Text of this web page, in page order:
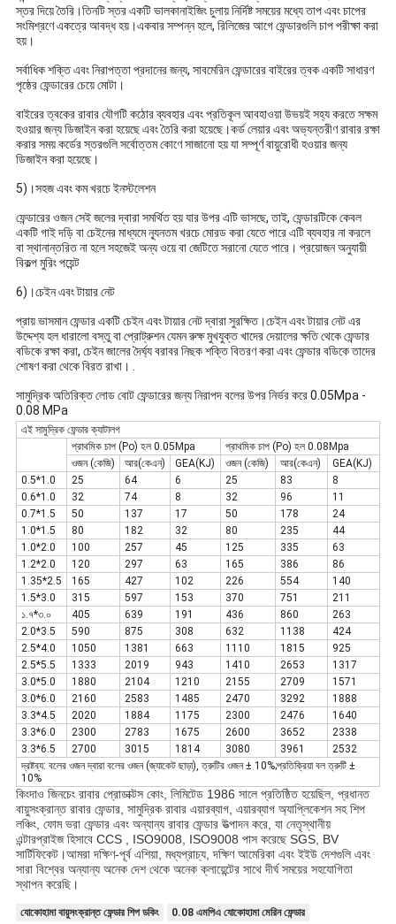
স্তর দিয়ে তৈরি।তিনটি স্তর একটি ভালকানাইজিং চুলায় নির্দিষ্ট সময়ের মধ্যে তাপ এবং চাপের
সংমিশ্রণে একত্রে আবদ্ধ হয়।একবার সম্পন্ন হলে, রিলিজের আগে ফেন্ডারগুলি চাপ পরীক্ষা করা
হয়।
সর্বাধিক শক্তি এবং নিরাপত্তা প্রদানের জন্য, সাবমেরিন ফেন্ডারের বাইরের ত্বক একটি সাধারণ
পৃষ্ঠের ফেন্ডারের চেয়ে মোটা।
বাইরের ত্বকের রাবার যৌগটি কঠোর ব্যবহার এবং প্রতিকূল আবহাওয়া উভয়ই সহ্য করতে সক্ষম
হওয়ার জন্য ডিজাইন করা হয়েছে এবং তৈরি করা হয়েছে।কর্ড লেয়ার এবং অভ্যন্তরীণ রাবার রক্ষা
করার সময় কর্ডের স্তরগুলি সর্বোত্তম কোণে সাজানো হয় যা সম্পূর্ণ বায়ুরোধী হওয়ার জন্য
ডিজাইন করা হয়েছে।
5)।সহজ এবং কম খরচে ইনস্টলেশন
ফেন্ডারের ওজন সেই জলের দ্বারা সমর্থিত হয় যার উপর এটি ভাসছে, তাই, ফেন্ডারটিকে কেবল
একটি গাই দড়ি বা চেইনের মাধ্যমে ন্যূনতম খরচে মোরড করা যেতে পারে এটি ব্যবহার না করলে
বা স্থানান্তরিত না হলে সহজেই অন্য ওয়ে বা জেটিতে সরানো যেতে পারে। প্রয়োজন অনুযায়ী
বিকল্প মুরিং পয়েন্ট
6)।চেইন এবং টায়ার নেট
প্রায় ভাসমান ফেন্ডার একটি চেইন এবং টায়ার নেট দ্বারা সুরক্ষিত।চেইন এবং টায়ার নেট এর
উদ্দেশ্য হল ধারালো বস্তু বা প্রোট্রুশন যেমন রুক্ষ মুখযুক্ত খাদের দেয়ালের ক্ষতি থেকে ফেন্ডার
বডিকে রক্ষা করা, চেইন জালের দৈর্ঘ্য বরাবর নিছক শক্তি বিতরণ করা এবং ফেন্ডার বডিকে তাদের
শোষণ করা থেকে বিরত রাখা। .
সামুদ্রিক অতিরিক্ত লোড বোট ফেন্ডারের জন্য নিরাপদ বলের উপর নির্ভর করে 0.05Mpa -
0.08 MPa
এই সামুদ্রিক ফেন্ডার ক্যাটালগ
প্রাথমিক চাপ (Po) হল 0.05Mpa
প্রাথমিক চাপ (Po) হল 0.08Mpa
ওজন (কেজি)
আর(কেএন) GEA(KJ) ওজন (কেজি) আর(কেএন)
GEA(KJ)
0.5*1.0
25 64 6 25 83
8
0.6*1.0
32 74 8 32 96
11
0.7*1.5
50 137 17 50 178
24
1.0*1.5
80 182 32 80 235
44
1.0*2.0
100 257 45 125 335
63
1.2*2.0
120 297 63 165 386
86
1.35*2.5
165 427 102 226 554
140
1.5*3.0
315 597 153 370 751
211
১.৭*৩.০
405 639 191 436 860
263
2.0*3.5
590 875 308 632 1138
424
2.5*4.0
1050 1381 663 1110 1815
925
2.5*5.5
1333 2019 943 1410 2653
1317
3.0*5.0
1880 2104 1210 2155 2709
1571
3.0*6.0
2160 2583 1485 2470 3292
1888
3.3*4.5
2020 1884 1175 2300 2476
1640
3.3*6.0
2300 2783 1675 2600 3652
2338
3.3*6.5
2700 3015 1814 3080 3961
2532
দ্রষ্টব্য: বলের ওজন দ্বারা বলের ওজন (জ্যাকেট ছাড়া), ত্রুটির ওজন ± 10%;প্রতিক্রিয়া বল ত্রুটি ±
10%
কিংদাও জিনচেং রাবার প্রোডাক্টস কোং, লিমিটেড 1986 সালে প্রতিষ্ঠিত হয়েছিল, প্রধানত
বায়ুসংক্রান্ত রাবার ফেন্ডার, সামুদ্রিক রাবার এয়ারব্যাগ, এয়ারব্যাগ অ্যাপ্লিকেশন সহ শিপ
লঞ্চিং, ফোম ভরা ফেন্ডার এবং অন্যান্য রাবার ফেন্ডার উত্পাদন করে, যা নেতৃস্থানীয়
এন্টারপ্রাইজ হিসাবে CCS , ISO9008, ISO9008 পাস করেছে SGS, BV
সার্টিফিকেট।আমরা দক্ষিণ-পূর্ব এশিয়া, মধ্যপ্রাচ্য, দক্ষিণ আমেরিকা এবং ইইউ দেশগুলি এবং
সারা বিশ্বের অন্যান্য অনেক দেশ থেকে অনেক ক্লায়েন্টের সাথে দীর্ঘ সময়ের সহযোগিতা
স্থাপন করেছি।
যোকোহামা বায়ুসংক্রান্ত ফেন্ডার শিপ ডকিং
0.08 এমপিএ যোকোহামা মেরিন ফেন্ডার